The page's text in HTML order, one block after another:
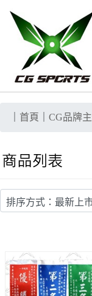
首頁 CG品牌